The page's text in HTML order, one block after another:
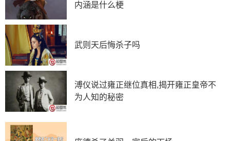
内涵是什么梗
武则天后悔杀子吗
溥仪说过雍正继位真相,揭开雍正皇帝不
为人知的秘密